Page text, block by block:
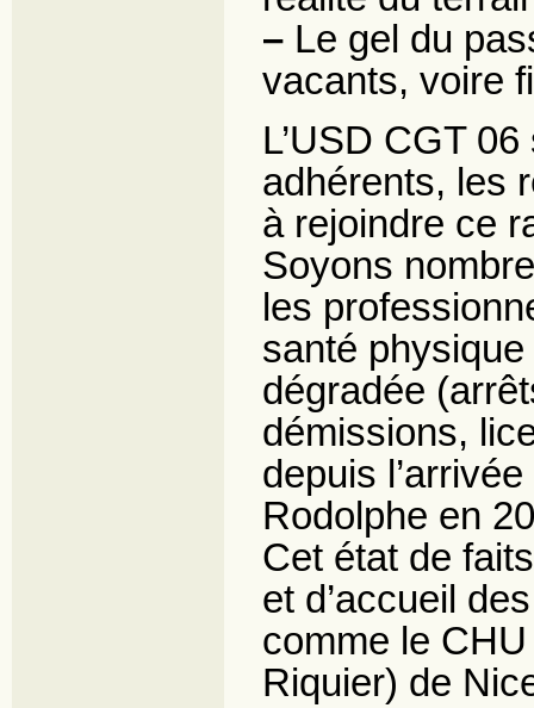
– Le gel du
vacants, voire
L’USD CGT
adhérents, les
à rejoindre ce
Soyons
les
santé
dégradée
démissions,
depuis
Rodolphe en
Cet état de
et d’accueil
comme le CHU
Riquier) de